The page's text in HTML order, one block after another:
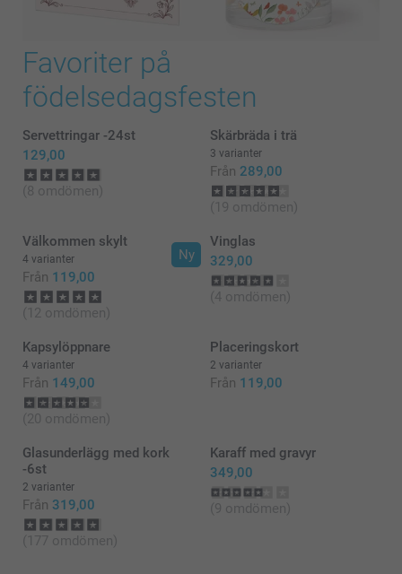
Favoriter på
födelsedagsfesten
Servettringar -24st
129,00
(8 omdömen)
Skärbräda i trä
3 varianter
Från 289,00
(19 omdömen)
Ny
Välkommen skylt
4 varianter
Från 119,00
(12 omdömen)
Vinglas
329,00
(4 omdömen)
Kapsylöppnare
4 varianter
Från 149,00
(20 omdömen)
Placeringskort
2 varianter
Från 119,00
Glasunderlägg med kork
-6st
2 varianter
Från 319,00
(177 omdömen)
Karaff med gravyr
349,00
(9 omdömen)